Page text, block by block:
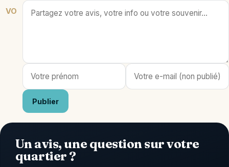
VO
Publier
Un avis, une question sur votre
quartier ?